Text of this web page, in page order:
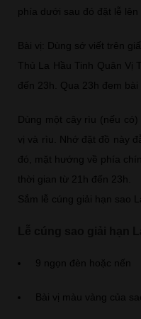
phía dưới sau đó đặt lễ lên
Bài vị: Dùng sớ viết trên
Thủ La Hầu Tinh Quân Vị
đến 23h.​ Qua 23h đem
Dùng một cây rìu (nếu
vị và rìu. Nhớ đặt đồ này
đó, mặt hướng về phía
thời gian từ 21h đến 23h.
Sắm lễ cúng giải hạn sao
9 ngọn đèn hoặc nến
Bài vị màu vàng của